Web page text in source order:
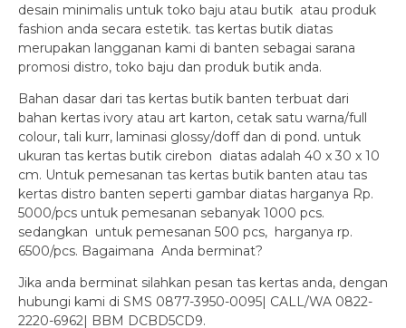
desain minimalis untuk toko baju atau butik atau produk
fashion anda secara estetik. tas kertas butik diatas
merupakan langganan kami di banten sebagai sarana
promosi distro, toko baju dan produk butik anda.
Bahan dasar dari tas kertas butik banten terbuat dari
bahan kertas ivory atau art karton, cetak satu warna/full
colour, tali kurr, laminasi glossy/doff dan di pond. untuk
ukuran tas kertas butik cirebon diatas adalah 40 x 30 x 10
cm. Untuk pemesanan tas kertas butik banten atau tas
kertas distro banten seperti gambar diatas harganya Rp.
5000/pcs untuk pemesanan sebanyak 1000 pcs.
sedangkan untuk pemesanan 500 pcs, harganya rp.
6500/pcs. Bagaimana Anda berminat?
Jika anda berminat silahkan pesan tas kertas anda, dengan
hubungi kami di SMS 0877-3950-0095| CALL/WA 0822-
2220-6962| BBM DCBD5CD9.